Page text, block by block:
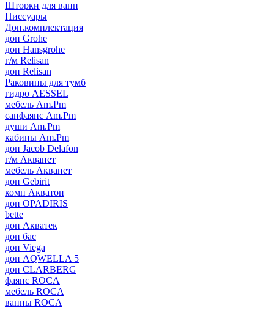
Шторки для ванн
Писсуары
Доп.комплектация
доп Grohe
доп Hansgrohe
г/м Relisan
доп Relisan
Раковины для тумб
гидро AESSEL
мебель Am.Pm
санфаянс Am.Pm
души Am.Pm
кабины Am.Pm
доп Jacob Delafon
г/м Акванет
мебель Акванет
доп Gebirit
комп Акватон
доп OPADIRIS
bette
доп Акватек
доп бас
доп Viega
доп AQWELLA 5
доп CLARBERG
фаянс ROCA
мебель ROCA
ванны ROCA